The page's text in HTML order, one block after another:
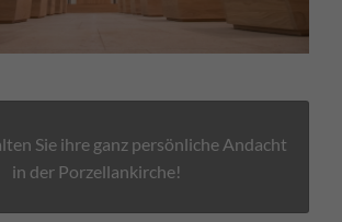
Sie ihre ganz persönliche Andacht
in der Porzellankirche!